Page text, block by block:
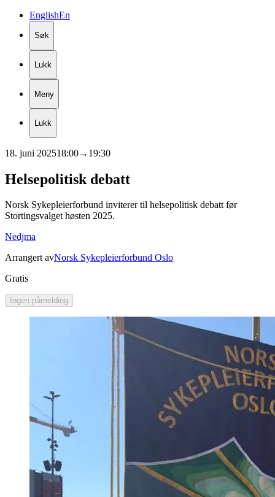
EnglishEn
Søk
Lukk
Meny
Lukk
18. juni 202518:00→ 19:30
Helsepolitisk debatt
Norsk Sykepleierforbund inviterer til helsepolitisk debatt før
Stortingsvalget høsten 2025.
Nedjma
Arrangert avNorsk Sykepleierforbund Oslo
Gratis
Ingen påmelding